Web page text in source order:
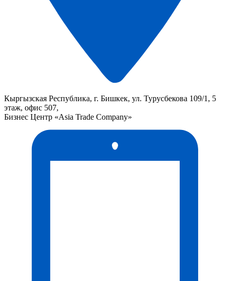
Кыргызская Республика, г. Бишкек, ул. Турусбекова 109/1, 5
этаж, офис 507,
Бизнес Центр «Asia Trade Company»